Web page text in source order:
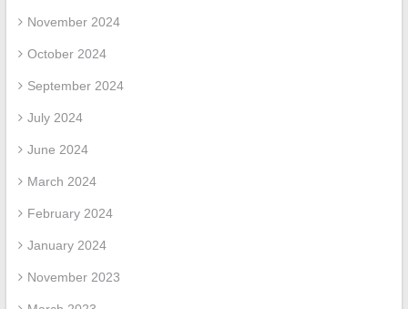
November 2024
October 2024
September 2024
July 2024
June 2024
March 2024
February 2024
January 2024
November 2023